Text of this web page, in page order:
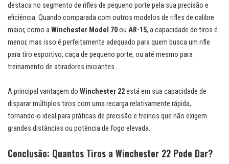
destaca no segmento de rifles de pequeno porte pela sua precisão e
eficiência. Quando comparada com outros modelos de rifles de calibre
maior, como aWinchester Model 70ou AR-15, a capacidade de tiros é
menor, mas isso é perfeitamente adequado para quem busca um rifle
para tiro esportivo, caça de pequeno porte, ou até mesmo para
treinamento de atiradores iniciantes.
A principal vantagem do Winchester 22está em sua capacidade de
disparar múltiplos tiros com uma recarga relativamente rápida,
tornando-o ideal para práticas de precisão e treinos que não exigem
grandes distâncias ou potência de fogo elevada.
Conclusão: Quantos Tiros a Winchester 22 Pode Dar?